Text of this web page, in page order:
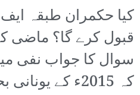
کیا حکمران طبقہ ایف
قبول کرے گا؟ ماضی
سوال کا جواب نفی
کہ 2015ء کے